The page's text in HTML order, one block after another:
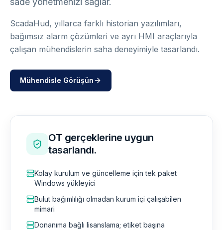
ScadaHud, yıllarca farklı historian yazılımları,
bağımsız alarm çözümleri ve ayrı HMI araçlarıyla
çalışan mühendislerin saha deneyimiyle tasarlandı.
Mühendisle Görüşün
OT gerçeklerine uygun
tasarlandı.
Kolay kurulum ve güncelleme için tek paket
Windows yükleyici
Bulut bağımlılığı olmadan kurum içi çalışabilen
mimari
Donanıma bağlı lisanslama; etiket başına